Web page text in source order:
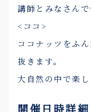
講師とみなさんで
<ココ>
ココナッツをふ
抜きます。
大自然の中で楽し
開催日時詳細